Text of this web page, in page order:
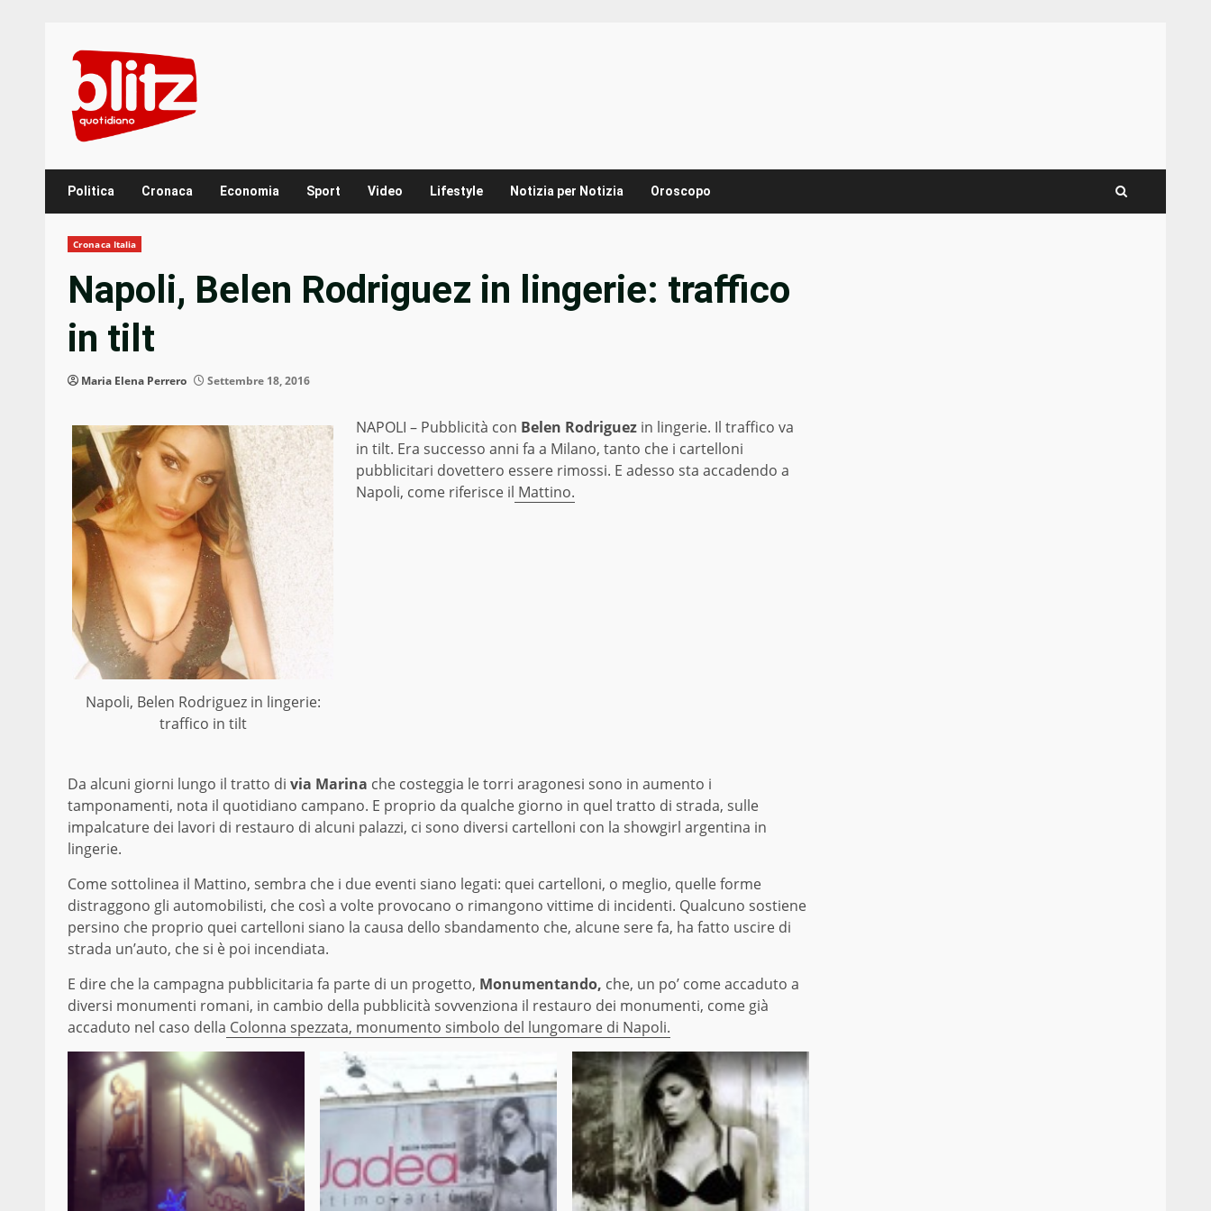
content
Politica Cronaca Economia Sport Video Lifestyle Notizia per Notizia Oroscopo
Cronaca Italia
Napoli, Belen Rodriguez in lingerie: traffico
in tilt
Maria Elena Perrero Settembre 18, 2016
Napoli, Belen Rodriguez in lingerie:
traffico in tilt
NAPOLI – Pubblicità con Belen Rodriguez in lingerie. Il traffico va
in tilt. Era successo anni fa a Milano, tanto che i cartelloni
pubblicitari dovettero essere rimossi. E adesso sta accadendo a
Napoli, come riferisce il Mattino.
Da alcuni giorni lungo il tratto di via Marina che costeggia le torri aragonesi sono in aumento i
tamponamenti, nota il quotidiano campano. E proprio da qualche giorno in quel tratto di strada, sulle
impalcature dei lavori di restauro di alcuni palazzi, ci sono diversi cartelloni con la showgirl argentina in
lingerie.
Come sottolinea il Mattino, sembra che i due eventi siano legati: quei cartelloni, o meglio, quelle forme
distraggono gli automobilisti, che così a volte provocano o rimangono vittime di incidenti. Qualcuno sostiene
persino che proprio quei cartelloni siano la causa dello sbandamento che, alcune sere fa, ha fatto uscire di
strada un’auto, che si è poi incendiata.
E dire che la campagna pubblicitaria fa parte di un progetto, Monumentando, che, un po’ come accaduto a
diversi monumenti romani, in cambio della pubblicità sovvenziona il restauro dei monumenti, come già
accaduto nel caso della Colonna spezzata, monumento simbolo del lungomare di Napoli.